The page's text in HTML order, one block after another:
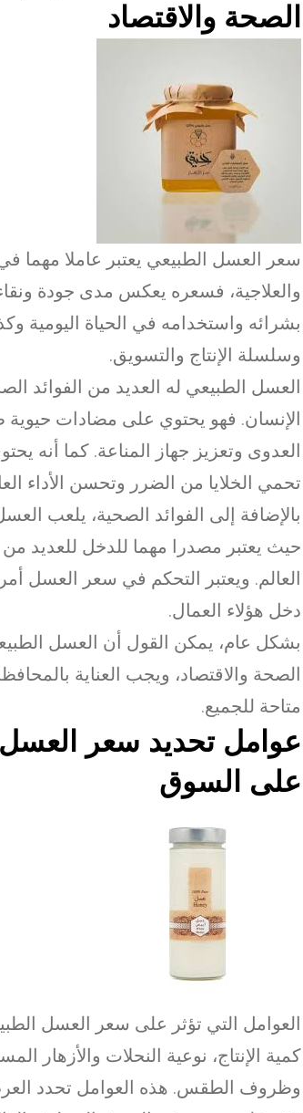
الصحة والاقتصاد
سعر العسل الطبيعي يعتبر عاملا مهما
والعلاجية، فسعره يعكس مدى جودة
بشرائه واستخدامه في الحياة اليومية
وسلسلة الإنتاج والتسويق.
العسل الطبيعي له العديد من الفوائد
الإنسان. فهو يحتوي على مضادات
العدوى وتعزيز جهاز المناعة. كما أنه
تحمي الخلايا من الضرر وتحسن الأداء
بالإضافة إلى الفوائد الصحية، يلعب
حيث يعتبر مصدرا مهما للدخل للعديد
العالم. ويعتبر التحكم في سعر العسل
دخل هؤلاء العمال.
بشكل عام، يمكن القول أن العسل
الصحة والاقتصاد، ويجب العناية
متاحة للجميع.
عوامل تحديد سعر العسل
على السوق
العوامل التي تؤثر على سعر العسل
كمية الإنتاج، نوعية النحلات والأزهار
وظروف الطقس. هذه العوامل تحدد